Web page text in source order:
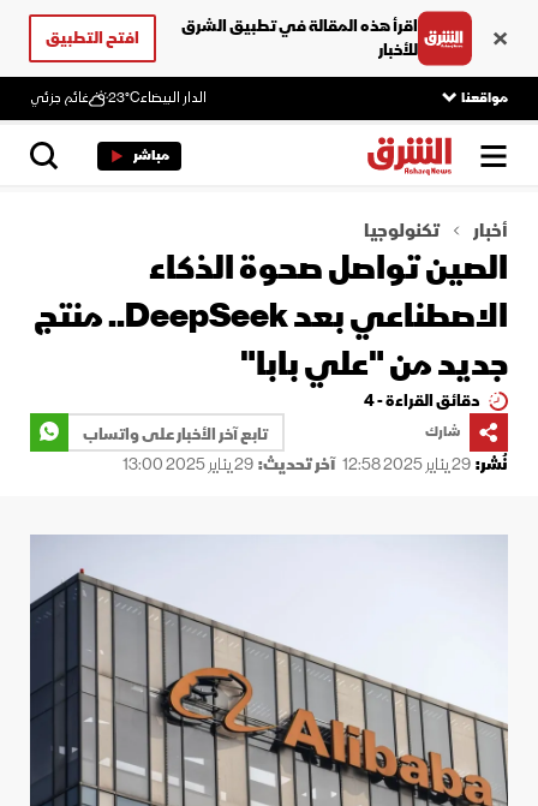
اقرأ هذه المقالة في تطبيق الشرق
للأخبار
افتح التطبيق
مواقعنا الدار البيضاء23°C غائم جزئي
مباشر
أخبار تكنولوجيا
الصين تواصل صحوة الذكاء
الاصطناعي بعد DeepSeek.. منتج
جديد من "علي بابا"
دقائق القراءة - 4
شارك
تابع آخر الأخبار على واتساب
نُشر:29 يناير 2025 12:58 آخر تحديث:29 يناير 2025 13:00